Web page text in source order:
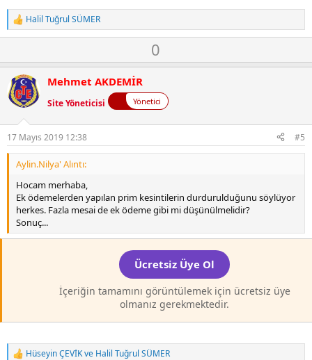
T
e
i
l
e
r
Halil Tuğrul SÜMER
O
y
l
a
0
o
o
t
e
Mehmet AKDEMİR
Site Yöneticisi Yönetici
17 Mayıs 2019 12:38 #5
Aylin.Nilya' Alıntı:
Hocam merhaba,
Ek ödemelerden yapılan prim kesintilerin durdurulduğunu söylüyor
herkes. Fazla mesai de ek ödeme gibi mi düşünülmelidir?
Sonuç...
Ücretsiz Üye Ol
İçeriğin tamamını görüntülemek için ücretsiz üye
olmanız gerekmektedir.
Hüseyin ÇEVİKve Halil Tuğrul SÜMER